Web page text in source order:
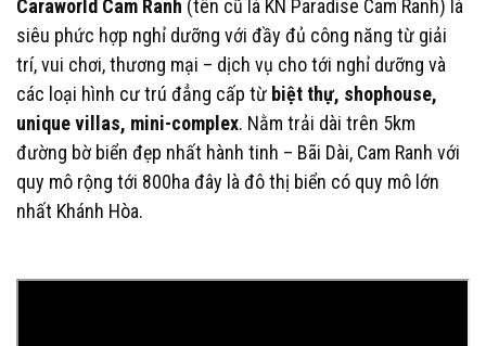
Caraworld Cam Ranh (tên cũ là KN Paradise Cam Ranh) là
siêu phức hợp nghỉ dưỡng với đầy đủ công năng từ giải
trí, vui chơi, thương mại – dịch vụ cho tới nghỉ dưỡng và
các loại hình cư trú đẳng cấp từ biệt thự, shophouse,
unique villas, mini-complex. Nằm trải dài trên 5km
đường bờ biển đẹp nhất hành tinh – Bãi Dài, Cam Ranh với
quy mô rộng tới 800ha đây là đô thị biển có quy mô lớn
nhất Khánh Hòa.